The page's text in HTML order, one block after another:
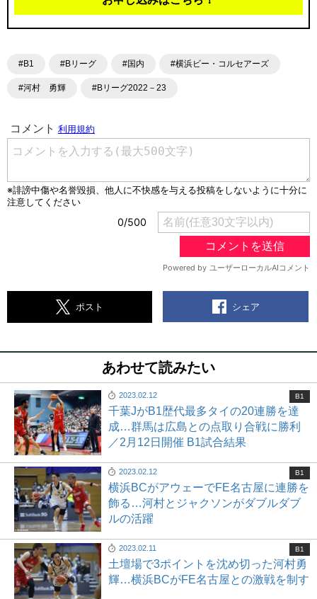
#B1 #Bリーグ #国内 #横浜ビー・コルセアーズ
#河村 勇輝 #Bリーグ2022－23
ポスト シェア
あわせて読みたい
2023.02.12
千葉JがB1歴代最多タイの20連勝を達
成…群馬は広島との点取り合戦に勝利
／2月12日開催 B1試合結果
B1
2023.02.12
横浜BCがアウェーでFE名古屋に連勝を
飾る…河村とジャクソンがダブルダブ
ルの活躍
B1
2023.02.11
土壇場で3ポイントを沈め切った河村勇
輝…横浜BCがFE名古屋との激戦を制す
B1